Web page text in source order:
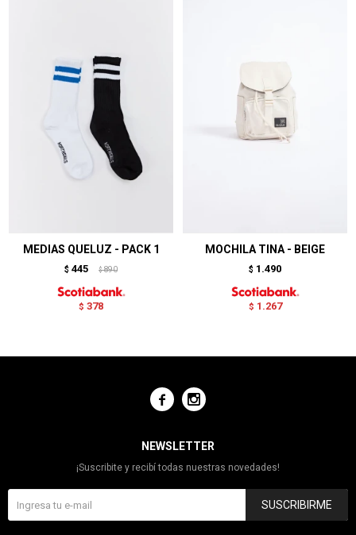
MEDIAS QUELUZ - PACK 1
$ 445 $ 890
$ 378
MOCHILA TINA - BEIGE
$ 1.490
$ 1.267
 
NEWSLETTER
¡Suscribite y recibí todas nuestras novedades!
SUSCRIBIRME